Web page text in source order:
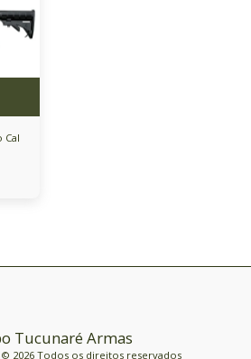
Cal
Tucunaré Armas
2026 Todos os direitos reservados